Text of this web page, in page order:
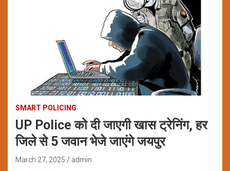
SMART POLICING
UP Police को दी जाएगी खास ट्रेनिंग, हर
जिले से 5 जवान भेजे जाएंगे जयपुर
March 27, 2025 admin